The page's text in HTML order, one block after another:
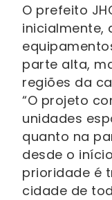
O prefeito
inicialmente,
parte alta,
regiões da
“O projeto
unidades
quanto na
desde o
prioridade é
cidade de